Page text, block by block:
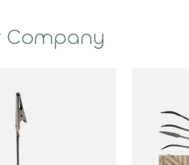
Company